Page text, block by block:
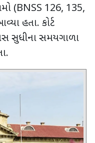
(BNSS 126, 135,
હતા. કોર્ટ
સુધીના સમયગાળા